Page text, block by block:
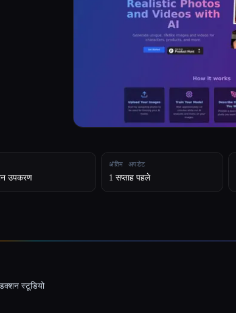
उपकरण
अंतिम अपडेट
1 सप्ताह पहले
स्टूडियो